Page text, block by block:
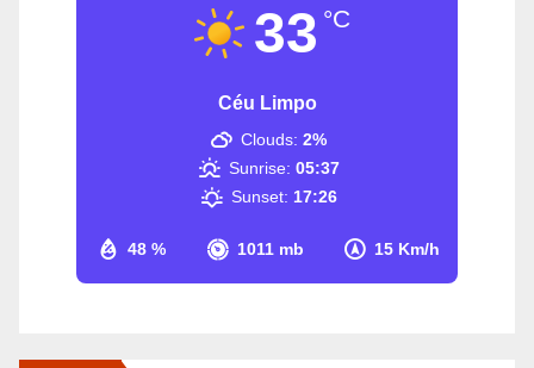
33 °C
Céu Limpo
48 % 1011 mb 15 Km/h
Clouds: 2%
Sunrise: 05:37
Sunset: 17:26